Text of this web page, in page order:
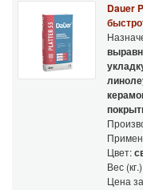
Dauer
Цвет:
Вес
Цена